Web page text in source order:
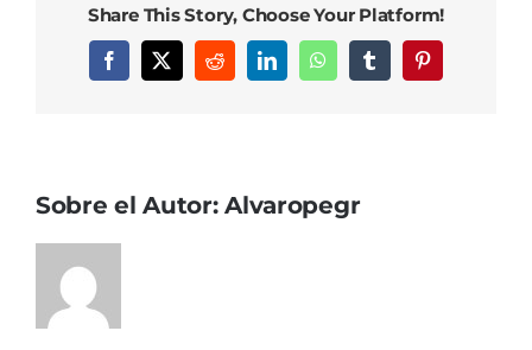
Share This Story, Choose Your Platform!
Facebook
X RedditLinkedInWhatsAppTumblrPinterest
Sobre el Autor:Alvaropegr